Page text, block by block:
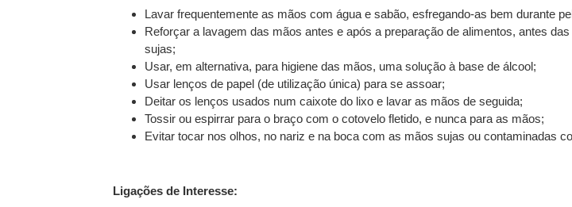
Lavar frequentemente as mãos com água e sabão, esfregando-as bem durante
Reforçar a lavagem das mãos antes e após a preparação de alimentos, antes
sujas;
Usar, em alternativa, para higiene das mãos, uma solução à base de álcool;
Usar lenços de papel (de utilização única) para se assoar;
Deitar os lenços usados num caixote do lixo e lavar as mãos de seguida;
Tossir ou espirrar para o braço com o cotovelo fletido, e nunca para as mãos;
Evitar tocar nos olhos, no nariz e na boca com as mãos sujas ou contaminadas
Ligações de Interesse: